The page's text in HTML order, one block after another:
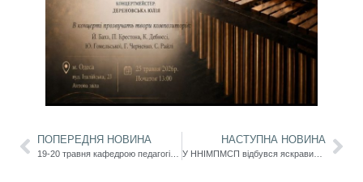
ПОПЕРЕДНЯ НОВИНА
19-20 травня кафедрою педагогіки проведено ІІ Міжнародну науково-практичну конференцію «Інновації у проєктуванні професійного становлення фахівців в університетському просторі»
НАСТУПНА НОВИНА
У ННІМПМСП відбувся яскравий концертний проєкт «Ритми естрадного діалогу»